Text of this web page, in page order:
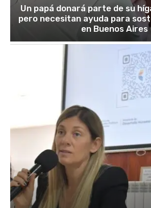
Un papá donará parte de su
pero necesitan ayuda para
en Buenos Aires